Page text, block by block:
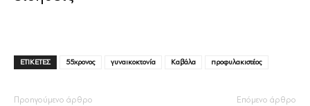
ΕΤΙΚΕΤΕΣ 55χρονος γυναικοκτονία Καβάλα προφυλακιστέος
Προηγούμενο άρθρο Επόμενο άρθρο